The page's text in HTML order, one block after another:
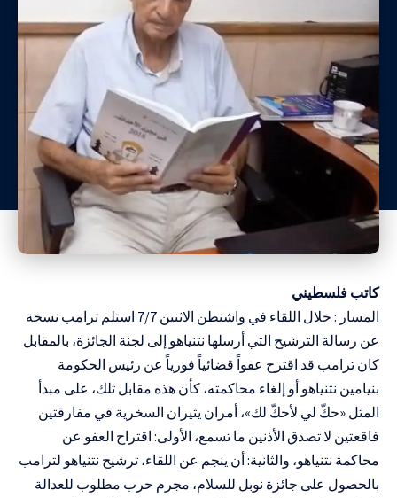
كاتب فلسطيني
المسار : خلال اللقاء في واشنطن الاثنين 7/7 استلم ترامب نسخة
عن رسالة الترشيح التي أرسلها نتنياهو إلى لجنة الجائزة، بالمقابل
كان ترامب قد اقترح عفواً قضائياً فورياً عن رئيس الحكومة
بنيامين نتنياهو أو إلغاء محاكمته، كأن هذه مقابل تلك، على مبدأ
المثل «حكّ لي لأحكّ لك»، أمران يثيران السخرية في مفارقتين
فاقعتين لا تصدق الأذنين ما تسمع، الأولى: اقتراح العفو عن
محاكمة نتنياهو، والثانية: أن ينجم عن اللقاء، ترشيح نتنياهو لترامب
بالحصول على جائزة نوبل للسلام، مجرم حرب مطلوب للعدالة